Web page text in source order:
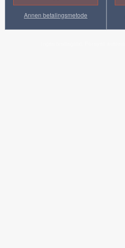
Annen betalingsmetode